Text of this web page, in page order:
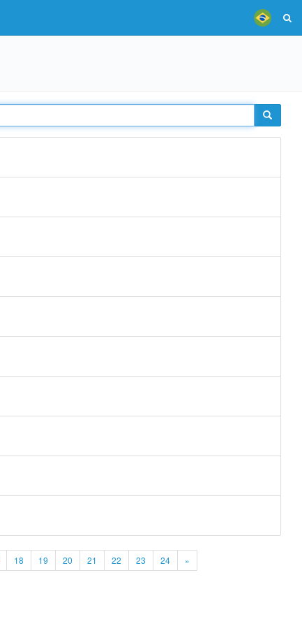
18 19 20 21 22 23 24 »